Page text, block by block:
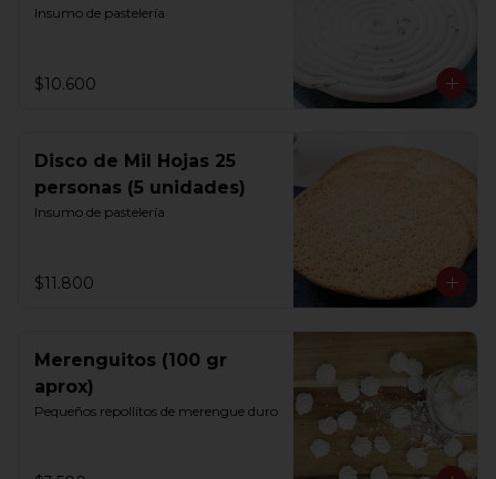
Insumo de pastelería
$10.600
Disco de Mil Hojas 25
personas (5 unidades)
Insumo de pastelería
$11.800
Merenguitos (100 gr
aprox)
Pequeños repollitos de merengue duro